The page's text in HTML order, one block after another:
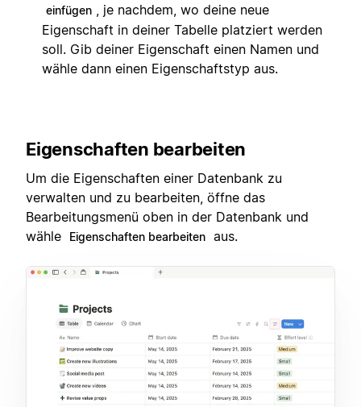
einfügen
, je nachdem, wo deine neue
Eigenschaft in deiner Tabelle platziert werden
soll. Gib deiner Eigenschaft einen Namen und
wähle dann einen Eigenschaftstyp aus.
Eigenschaften bearbeiten
Um die Eigenschaften einer Datenbank zu
verwalten und zu bearbeiten, öffne das
Bearbeitungsmenü oben in der Datenbank und
wähle
Eigenschaften bearbeiten aus.